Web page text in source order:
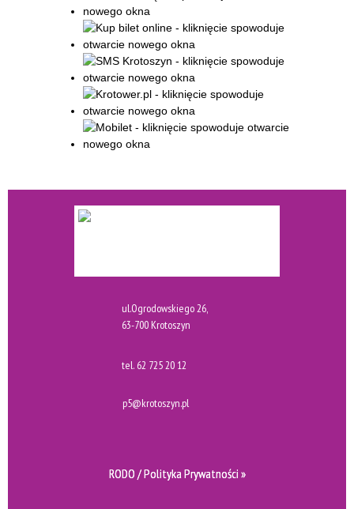
ul.Ogrodowskiego 26,
63-700 Krotoszyn
tel. 62 725 20 12
p5@krotoszyn.pl
RODO / Polityka Prywatności »